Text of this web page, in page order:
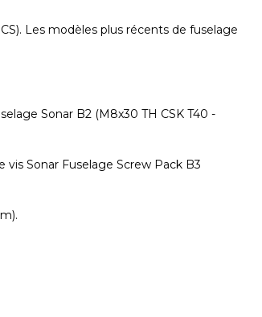
Les modèles plus récents de fuselage
Sonar B2 (M8x30 TH CSK T40 -
Sonar Fuselage Screw Pack B3